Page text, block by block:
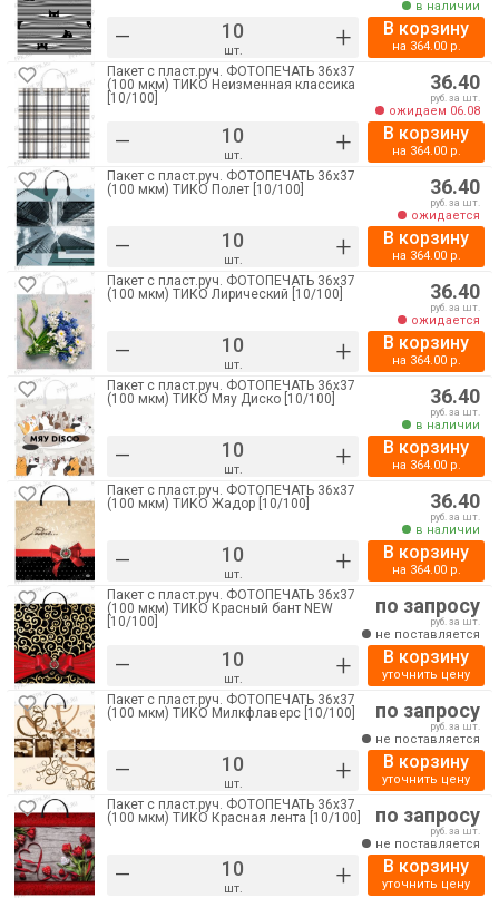
– шт. +
в наличии
В корзину
на 364.00р.
Пакет с пласт.руч. ФОТОПЕЧАТЬ 36х37
(100 мкм) ТИКО Неизменная классика
[10/100]
– шт. +
36.40
руб. за шт.
ожидаем 06.08
В корзину
на 364.00р.
Пакет с пласт.руч. ФОТОПЕЧАТЬ 36х37
(100 мкм) ТИКО Полет [10/100]
– шт. +
36.40
руб. за шт.
ожидается
В корзину
на 364.00р.
Пакет с пласт.руч. ФОТОПЕЧАТЬ 36х37
(100 мкм) ТИКО Лирический [10/100]
– шт. +
36.40
руб. за шт.
ожидается
В корзину
на 364.00р.
Пакет с пласт.руч. ФОТОПЕЧАТЬ 36х37
(100 мкм) ТИКО Мяу Диско [10/100]
– шт. +
36.40
руб. за шт.
в наличии
В корзину
на 364.00р.
Пакет с пласт.руч. ФОТОПЕЧАТЬ 36х37
(100 мкм) ТИКО Жадор [10/100]
– шт. +
36.40
руб. за шт.
в наличии
В корзину
на 364.00р.
Пакет с пласт.руч. ФОТОПЕЧАТЬ 36х37
(100 мкм) ТИКО Красный бант NEW
[10/100]
– шт. +
по запросу
руб. за шт.
не поставляется
В корзину
уточнить цену
Пакет с пласт.руч. ФОТОПЕЧАТЬ 36х37
(100 мкм) ТИКО Милкфлаверс [10/100]
– шт. +
по запросу
руб. за шт.
не поставляется
В корзину
уточнить цену
Пакет с пласт.руч. ФОТОПЕЧАТЬ 36х37
(100 мкм) ТИКО Красная лента [10/100]
– шт. +
по запросу
руб. за шт.
не поставляется
В корзину
уточнить цену